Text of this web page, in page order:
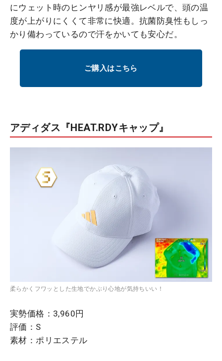
にウェット時のヒンヤリ感が最強レベルで、頭の温
度が上がりにくくて非常に快適。抗菌防臭性もしっ
かり備わっているので汗をかいても安心だ。
ご購入はこちら
アディダス『HEAT.RDYキャップ』
柔らかくフワッとした生地でかぶり心地が気持ちいい！
実勢価格：3,960円
評価：S
素材：ポリエステル